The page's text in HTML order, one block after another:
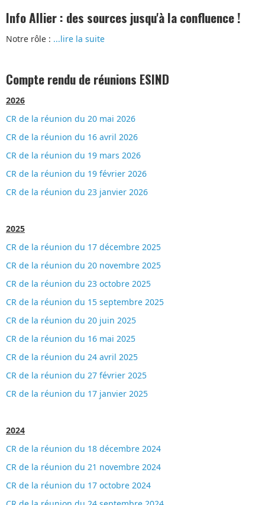
Info Allier : des sources jusqu'à la confluence !
Notre rôle : ...lire la suite
Compte rendu de réunions ESIND
2026
CR de la réunion du 20 mai 2026
CR de la réunion du 16 avril 2026
CR de la réunion du 19 mars 2026
CR de la réunion du 19 février 2026
CR de la réunion du 23 janvier 2026
2025
CR de la réunion du 17 décembre 2025
CR de la réunion du 20 novembre 2025
CR de la réunion du 23 octobre 2025
CR de la réunion du 15 septembre 2025
CR de la réunion du 20 juin 2025
CR de la réunion du 16 mai 2025
CR de la réunion du 24 avril 2025
CR de la réunion du 27 février 2025
CR de la réunion du 17 janvier 2025
2024
CR de la réunion du 18 décembre 2024
CR de la réunion du 21 novembre 2024
CR de la réunion du 17 octobre 2024